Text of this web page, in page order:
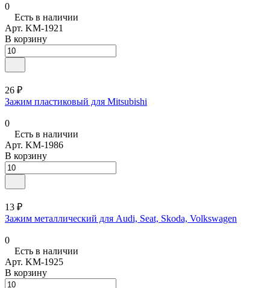
0
Есть в наличии
Арт. KM-1921
В корзину
26 ₽
Зажим пластиковый для Mitsubishi
0
Есть в наличии
Арт. KM-1986
В корзину
13 ₽
Зажим металлический для Audi, Seat, Skoda, Volkswagen
0
Есть в наличии
Арт. KM-1925
В корзину